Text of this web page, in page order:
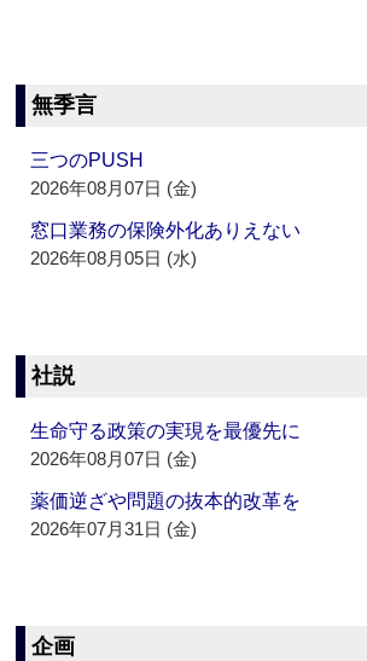
無季言
三つのPUSH
2026年08月07日 (金)
窓口業務の保険外化ありえない
2026年08月05日 (水)
社説
生命守る政策の実現を最優先に
2026年08月07日 (金)
薬価逆ざや問題の抜本的改革を
2026年07月31日 (金)
企画